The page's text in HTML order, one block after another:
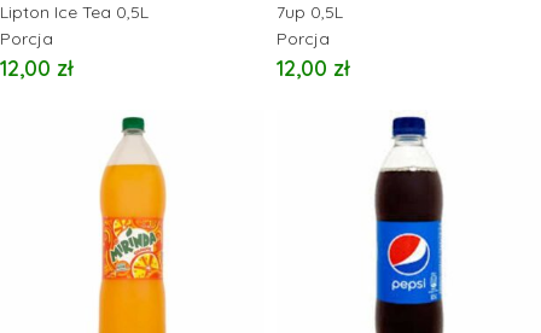
Lipton Ice Tea 0,5L
Porcja
12,00 zł
7up 0,5L
Porcja
12,00 zł